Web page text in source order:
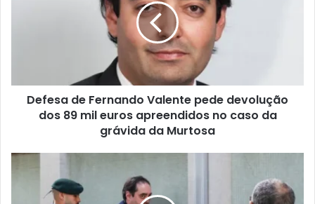
Defesa de Fernando Valente pede devolução
dos 89 mil euros apreendidos no caso da
grávida da Murtosa